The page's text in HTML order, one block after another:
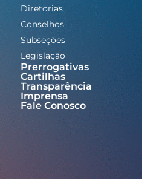
Diretorias
Conselhos
Subseções
Legislação
Prerrogativas
Cartilhas
Transparência
Imprensa
Fale Conosco